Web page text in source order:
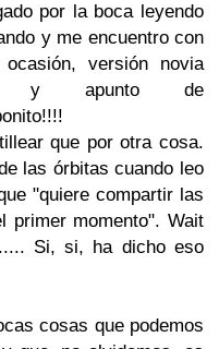
por la boca leyendo
y me encuentro con
versión novia
y apunto de
que por otra cosa.
las órbitas cuando leo
"quiere compartir las
primer momento". Wait
Si, si, ha dicho eso
cosas que podemos